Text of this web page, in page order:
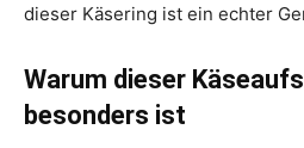
dieser Käsering ist ein echter
Warum dieser
besonders ist